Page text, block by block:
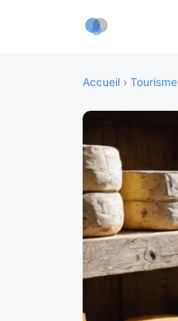
Accueil › Tourisme